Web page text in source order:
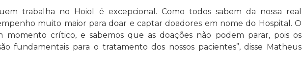
trabalha no Hoiol é excepcional. Como todos sabem da nossa real
muito maior para doar e captar doadores em nome do Hospital. O
momento crítico, e sabemos que as doações não podem parar, pois os
fundamentais para o tratamento dos nossos pacientes”, disse Matheus